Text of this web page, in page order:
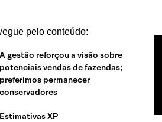
pelo conteúdo:
A gestão reforçou a visão sobre
potenciais vendas de fazendas;
preferimos permanecer
conservadores
Estimativas XP